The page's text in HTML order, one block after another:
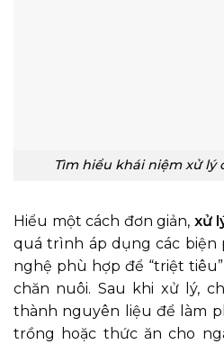
Tìm hiểu khái niệm xử lý
Hiểu một cách đơn giản, xử
quá trình áp dụng các biện
nghệ phù hợp để “triệt
chăn nuôi. Sau khi xử lý,
thành nguyên liệu để làm
trồng hoặc thức ăn cho